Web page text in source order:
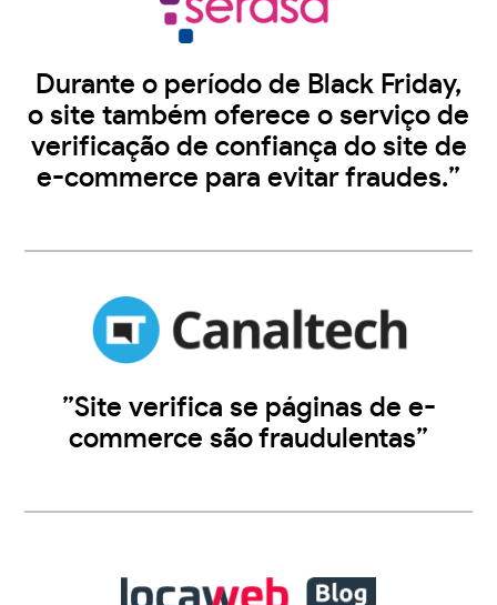
Durante o período de Black Friday,
o site também oferece o serviço de
verificação de confiança do site de
e-commerce para evitar fraudes.”
”Site verifica se páginas de e-
commerce são fraudulentas”